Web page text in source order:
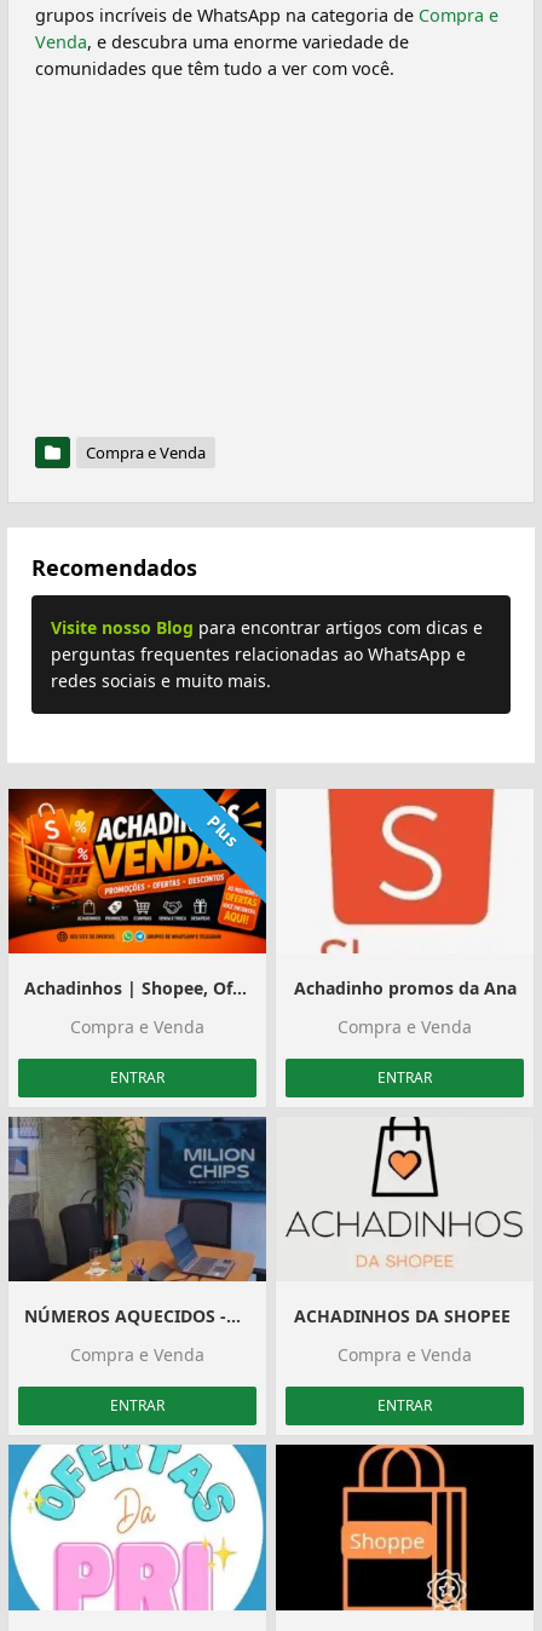
grupos incríveis de WhatsApp na categoria de Compra e
Venda, e descubra uma enorme variedade de
comunidades que têm tudo a ver com você.
Compra e Venda
Recomendados
Visite nosso Blog para encontrar artigos com dicas e
perguntas frequentes relacionadas ao WhatsApp e
redes sociais e muito mais.
Plus
Achadinhos | Shopee, Ofertas e Divulgação
Compra e Venda
ENTRAR
Achadinho promos da Ana
Compra e Venda
ENTRAR
NÚMEROS AQUECIDOS -Milion Chips
Compra e Venda
ENTRAR
ACHADINHOS DA SHOPEE ️
Compra e Venda
ENTRAR